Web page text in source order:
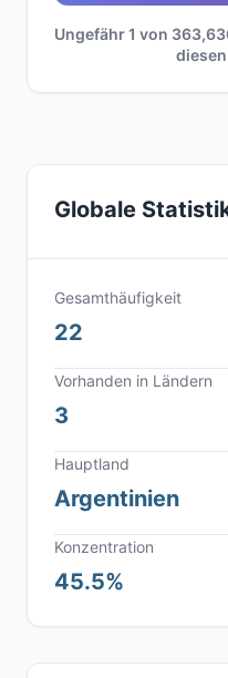
Ungefähr 1 von
Globale
Gesamthäufigkeit
22
Vorhanden in Ländern
3
Hauptland
Argentinien
Konzentration
45.5%